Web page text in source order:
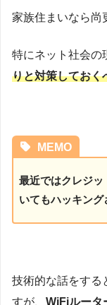
家族住まいなら尚
特にネット社会の
りと対策しておく
MEMO
最近ではクレジ
いてもハッキン
技術的な話をする
すが、 WiFiルータ